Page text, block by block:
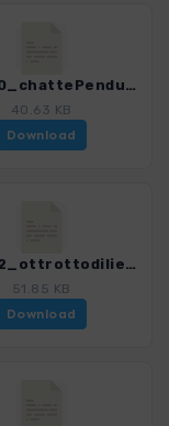
Vog_20_chattePendue_4018_8.gpx
40.63 KB
Download
Vog_22_ottrottodilienberg_4018_8.gpx
51.85 KB
Download